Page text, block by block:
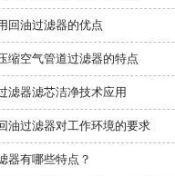
回油过滤器的优点
缩空气管道过滤器的特点
滤器滤芯洁净技术应用
油过滤器对工作环境的要求
器有哪些特点？